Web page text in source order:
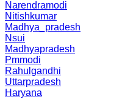
Narendramodi
Nitishkumar
Madhya_pradesh
Nsui
Madhyapradesh
Pmmodi
Rahulgandhi
Uttarpradesh
Haryana